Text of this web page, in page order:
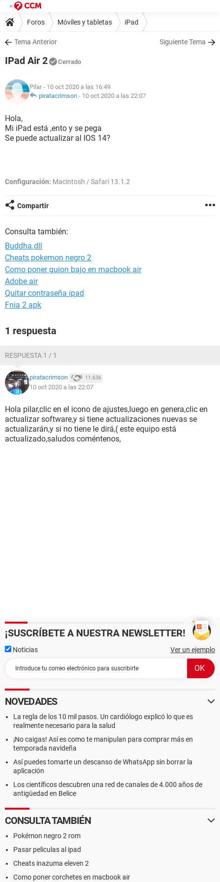
Foros Móviles y tabletas iPad
Tema Anterior Siguiente Tema
IPad Air 2 Cerrado
Pilar - 10 oct 2020 a las 16:49
piratacrimson - 10 oct 2020 a las 22:07
Hola,
Mi iPad está ,ento y se pega
Se puede actualizar al IOS 14?
Configuración: Macintosh / Safari 13.1.2
Compartir
Consulta también:
Buddha.dll
Cheats pokemon negro 2
Como poner guion bajo en macbook air
Adobe air
Quitar contraseña ipad
Fnia 2 apk
1 respuesta
RESPUESTA 1 / 1
piratacrimson 11.636
10 oct 2020 a las 22:07
Hola pilar,clic en el icono de ajustes,luego en genera,clic en
actualizar software,y si tiene actualizaciones nuevas se
actualizarán,y si no tiene le dirá,( este equipo está
actualizado,saludos coméntenos,
¡SUSCRÍBETE A NUESTRA NEWSLETTER!
Noticias Ver un ejemplo
NOVEDADES
La regla de los 10 mil pasos. Un cardiólogo explicó lo que es
realmente necesario para la salud
¡No caigas! Así es como te manipulan para comprar más en
temporada navideña
Así puedes tomarte un descanso de WhatsApp sin borrar la
aplicación
Los científicos descubren una red de canales de 4.000 años de
antigüedad en Belice
CONSULTA TAMBIÉN
Pokémon negro 2 rom
Pasar peliculas al ipad
Cheats inazuma eleven 2
Como poner corchetes en macbook air